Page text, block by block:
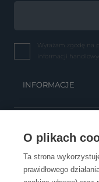
O plikach
Ta strona
prawidłowego
Wyrażam zgodę na
informacji
INFORMACJE
OBSŁUGA KLIENTA
KONTAKT